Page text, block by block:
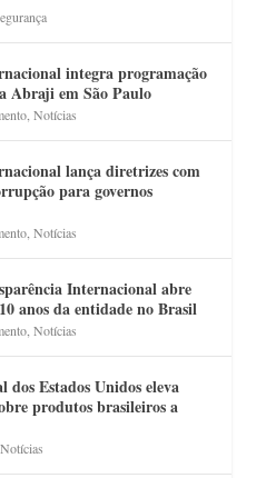
integra programação
Abraji em São Paulo
,Notícias
lança diretrizes com
para governos
,Notícias
Internacional abre
anos da entidade no Brasil
,Notícias
dos Estados Unidos eleva
produtos brasileiros a
,Notícias